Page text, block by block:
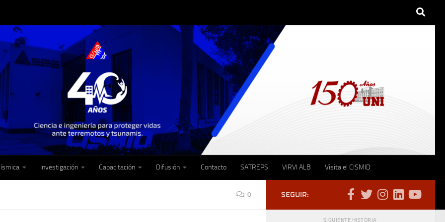
Investigación Capacitación Difusión Contacto SATREPS VIRVI ALB Visita el CISMID
0 SEGUIR:
SIGUIENTE HISTORIA